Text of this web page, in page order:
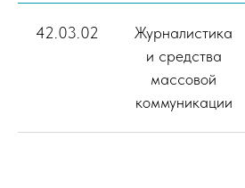
42.03.02
Журналистика
и средства
массовой
коммуникации